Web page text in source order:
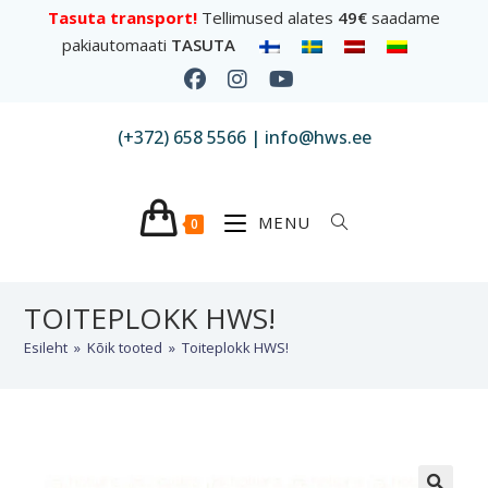
Tasuta transport! Tellimused alates 49€ saadame
pakiautomaati TASUTA
(+372) 658 5566 | info@hws.ee
0 MENU
TOITEPLOKK HWS!
Esileht » Kõik tooted » Toiteplokk HWS!